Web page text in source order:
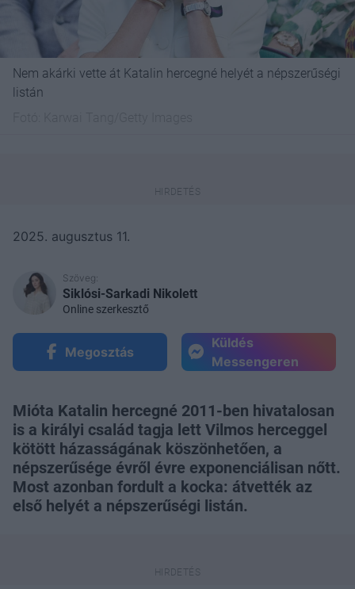
Nem akárki vette át Katalin hercegné helyét a népszerűségi
listán
2025. augusztus 11.
Szöveg:
Siklósi-Sarkadi Nikolett
Online szerkesztő
Megosztás
Küldés
Messengeren
Mióta Katalin hercegné 2011-ben hivatalosan
is a királyi család tagja lett Vilmos herceggel
kötött házasságának köszönhetően, a
népszerűsége évről évre exponenciálisan nőtt.
Most azonban fordult a kocka: átvették az
első helyét a népszerűségi listán.